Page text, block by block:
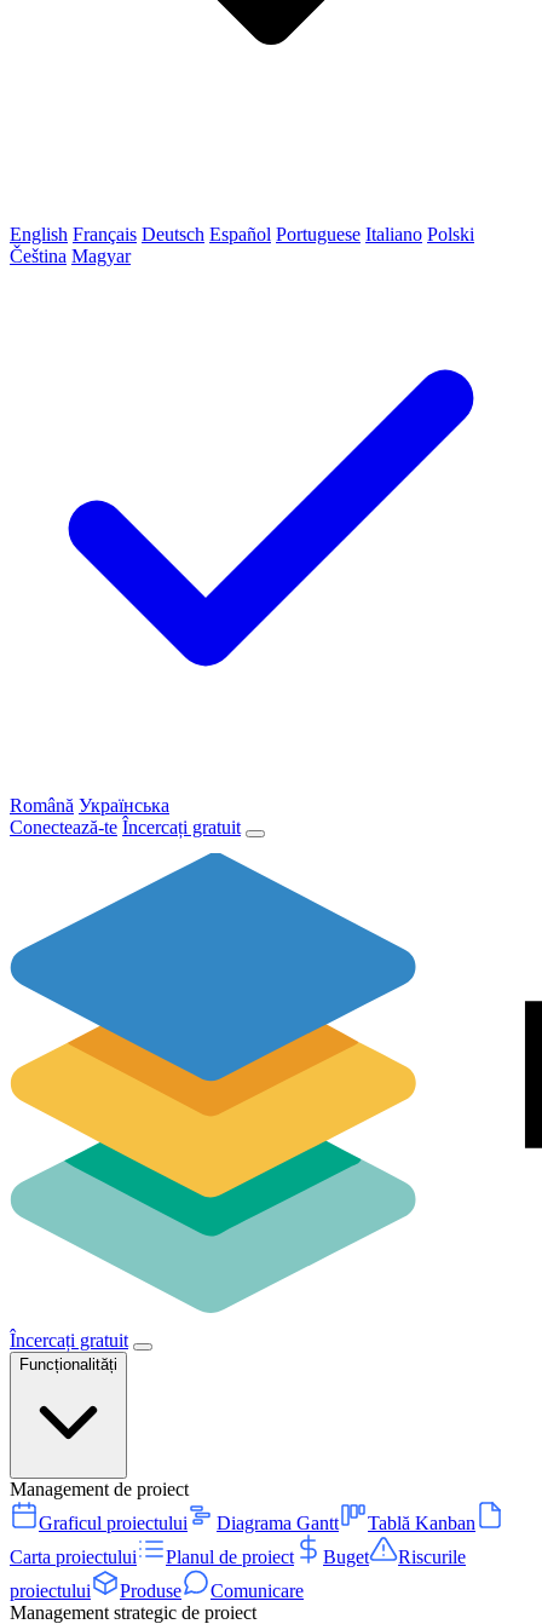
English Français Deutsch Español Portuguese Italiano Polski
Čeština Magyar
Română Українська
Conectează-te Încercați gratuit
Încercați gratuit
Funcționalități
Management de proiect
Graficul proiectului
Diagrama Gantt
Tablă Kanban
Carta proiectului
Planul de proiect Buget
Riscurile
proiectului
Produse
Comunicare
Management strategic de proiect